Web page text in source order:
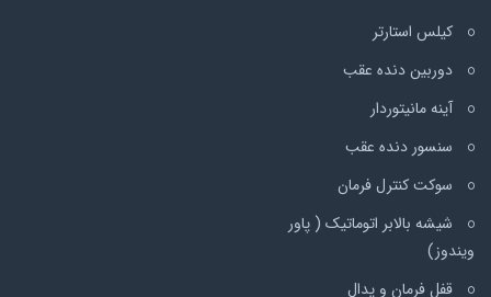
کیلس استارتر
دوربین دنده عقب
آینه مانیتوردار
سنسور دنده عقب
سوکت کنترل فرمان
شیشه بالابر اتوماتیک ( پاور
ویندوز)
قفل فرمان و پدال